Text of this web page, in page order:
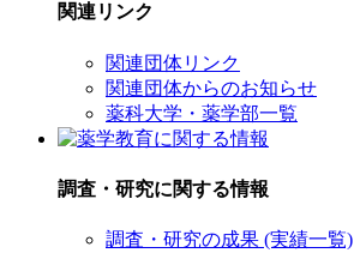
関連リンク
関連団体リンク
関連団体からのお知らせ
薬科大学・薬学部一覧
調査・研究に関する情報
調査・研究の成果 (実績一覧)